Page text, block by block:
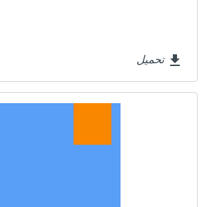
file_download تحميل